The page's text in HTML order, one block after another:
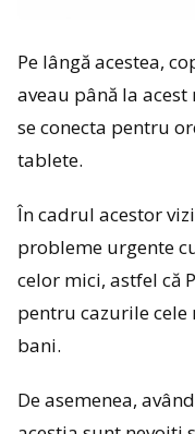
Pe lângă acestea,
aveau până la
se conecta pentru
tablete.
În cadrul acestor
probleme urgente
celor mici, astfel că
pentru cazurile
bani.
De asemenea,